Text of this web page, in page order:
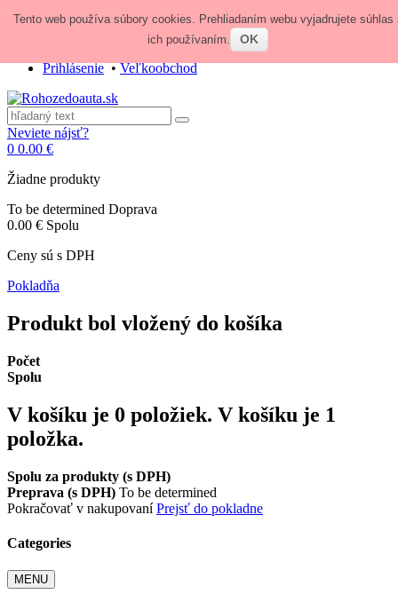
Zavolajte nám:+421 948 84 64 64
obchod@rohozedoauta.sk
Prihlásenie•Veľkoobchod
Neviete nájsť?
0 0.00 €
Žiadne produkty
To be determined Doprava
0.00 € Spolu
Ceny sú s DPH
Pokladňa
Produkt bol vložený do košíka
Počet
Spolu
V košíku je 0 položiek. V košíku je 1
položka.
Spolu za produkty (s DPH)
Preprava (s DPH) To be determined
Pokračovať v nakupovaníPrejsť do pokladne
Categories
MENU
Tento web používa súbory cookies. Prehliadaním webu vyjadrujete súhlas
ich používaním.
OK